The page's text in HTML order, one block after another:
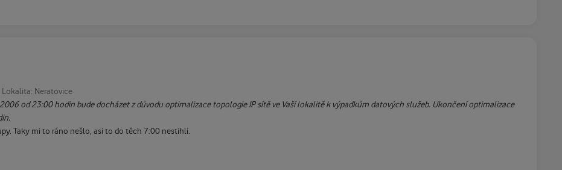
Lokalita: Neratovice
od 23:00 hodin bude docházet z důvodu optimalizace topologie IP sítě ve Vaší lokalitě k výpadkům datových služeb. Ukončení optimalizace
Taky mi to ráno nešlo, asi to do těch 7:00 nestihli.